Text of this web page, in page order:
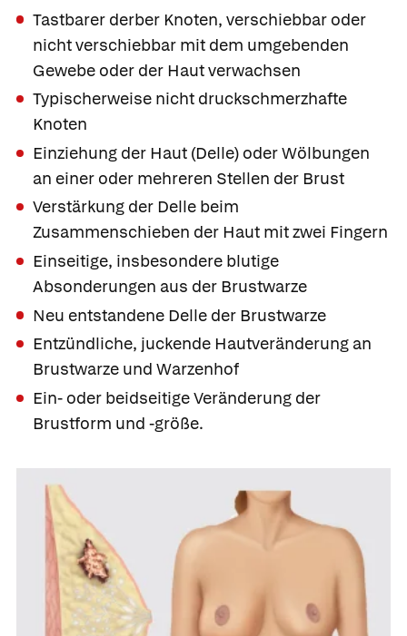
Tastbarer derber Knoten, verschiebbar oder
nicht verschiebbar mit dem umgebenden
Gewebe oder der Haut verwachsen
Typischerweise nicht druckschmerzhafte
Knoten
Einziehung der Haut (Delle) oder Wölbungen
an einer oder mehreren Stellen der Brust
Verstärkung der Delle beim
Zusammenschieben der Haut mit zwei Fingern
Einseitige, insbesondere blutige
Absonderungen aus der Brustwarze
Neu entstandene Delle der Brustwarze
Entzündliche, juckende Hautveränderung an
Brustwarze und Warzenhof
Ein- oder beidseitige Veränderung der
Brustform und -größe.